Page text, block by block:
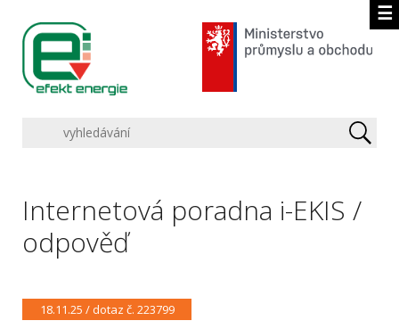
☰
Internetová poradna i-EKIS /
odpověď
18.11.25 / dotaz č. 223799